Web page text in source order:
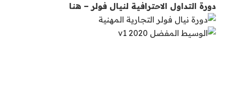
دورة التداول الاحترافية لنيال فولر – هنا